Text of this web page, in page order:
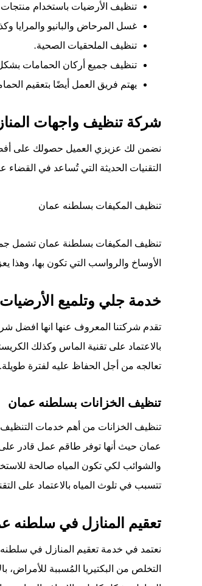
تنظيف الأرضيات باستخدام منتجات
غسل المرحاض والبانيو والمرايا
تنظيف الملحقيات الصحية.
تنظيف جميع أركان الحمامات
يهتم فريق العمل أيضًا بتعقيم
شركة تنظيف واجهات
نضمن لك عزيزي العميل حصولك على
التقنيات الحديثة التي تُساعد في القضاء
تنظيف المكيفات بسلطنه عمان
تنظيف المكيفات بسلطنة عمان تشمل
الأوساخ والرواسب التي تكون بها، وهذا
خدمة جلي وتلميع
تقدم شركتنا المعروف عنها انها افضل
بالاعتماد على تقنية الماس وكذلك
تعالجه من أجل الحفاظ عليه لفترة طويلة.
تنظيف الخزانات بسلطنه عمان
تنظيف الخزانات من أهم خدمات
عمان حيث أنها توفر طاقم عمل قادر
والشوائب لكي تكون المياه صالحة
تتسبب في تلوث المياه بالاعتماد على
تعقيم المنازل في سلطنه
نعتمد في خدمة تعقيم المنازل في سلطنه
التخلص من البكتيريا المُسببة